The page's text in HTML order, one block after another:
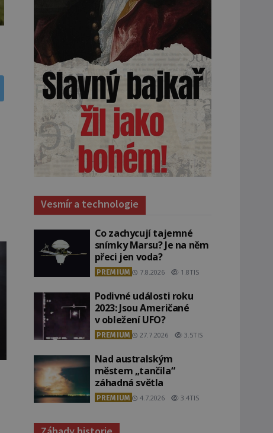
Vesmír a technologie
Co zachycují tajemné
snímky Marsu? Je na něm
přeci jen voda?
PREMIUM 7.8.2026 1.8TIS
Podivné události roku
2023: Jsou Američané
v obležení UFO?
PREMIUM 27.7.2026 3.5TIS
Nad australským
městem „tančila“
záhadná světla
PREMIUM 4.7.2026 3.4TIS